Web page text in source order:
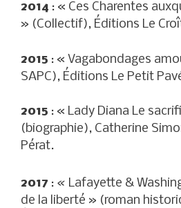
2014 : « Ces Charentes
» (Collectif), Éditions Le
2015 : « Vagabondages
SAPC), Éditions Le Petit
2015 : « Lady Diana Le
(biographie), Catherine
Pérat.
2017 : « Lafayette &
de la liberté » (roman